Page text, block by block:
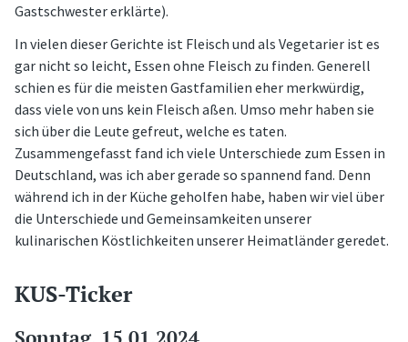
Gastschwester erklärte).
In vielen dieser Gerichte ist Fleisch und als Vegetarier ist es
gar nicht so leicht, Essen ohne Fleisch zu finden. Generell
schien es für die meisten Gastfamilien eher merkwürdig,
dass viele von uns kein Fleisch aßen. Umso mehr haben sie
sich über die Leute gefreut, welche es taten.
Zusammengefasst fand ich viele Unterschiede zum Essen in
Deutschland, was ich aber gerade so spannend fand. Denn
während ich in der Küche geholfen habe, haben wir viel über
die Unterschiede und Gemeinsamkeiten unserer
kulinarischen Köstlichkeiten unserer Heimatländer geredet.
KUS-Ticker